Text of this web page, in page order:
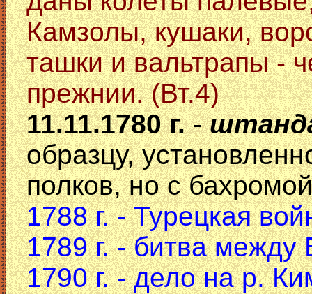
Камзолы, кушаки,
ташки и вальтрапы -
прежнии. (Вт.4)
11.11.1780 г.-
образцу,
полков, но с
1788 г. - Турецкая
1789 г. - битва
1790 г. - дело на р.